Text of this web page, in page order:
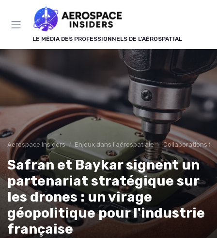
LE MÉDIA DES PROFESSIONNELS DE L'AÉROSPATIAL
Aerospace Insiders Enjeux dans l'aérospatiale Collaborations
Safran et Baykar signent un
partenariat stratégique sur
les drones : un virage
géopolitique pour l'industrie
française
Panneau de gestion des cookies